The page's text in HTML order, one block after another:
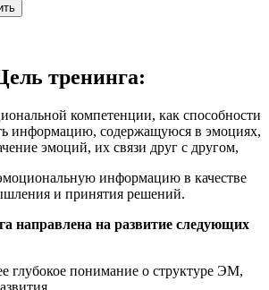
тренинга:
компетенции, как способности
информацию, содержащуюся в эмоциях,
эмоций, их связи друг с другом,
информацию в качестве
и принятия решений.
направлена на развитие следующих
глубокое понимание о структуре ЭМ,